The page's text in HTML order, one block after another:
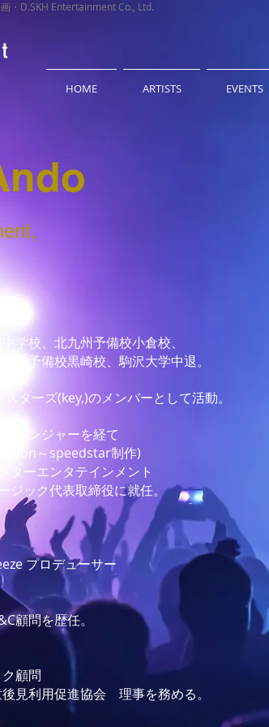
HOME ARTISTS EVENTS
・D.SKH Entertainment Co., Ltd.
学校、北九州予備校小倉校、
州予備校黒崎校、駒沢大学中退。
ターズ(key,)のメンバーとして活動。
レンジャーを経て
～speedstar制作)
ターエンタテインメント
ジック代表取締役に就任。
プロデューサー
顧問を歴任。
顧問
見利用促進協会 理事を務める。